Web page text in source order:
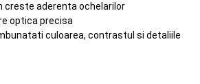
creste aderenta ochelarilor
optica precisa
culoarea, contrastul si detaliile